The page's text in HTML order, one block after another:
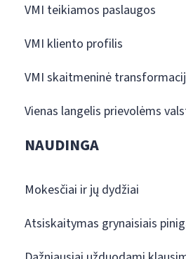
VMI teikiamos paslaugos
VMI kliento profilis
VMI skaitmeninė
Vienas langelis prievolėms
NAUDINGA
Mokesčiai ir jų dydžiai
Atsiskaitymas grynaisiais